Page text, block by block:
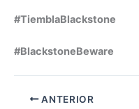
#TiemblaBlackstone
#BlackstoneBeware
ANTERIOR